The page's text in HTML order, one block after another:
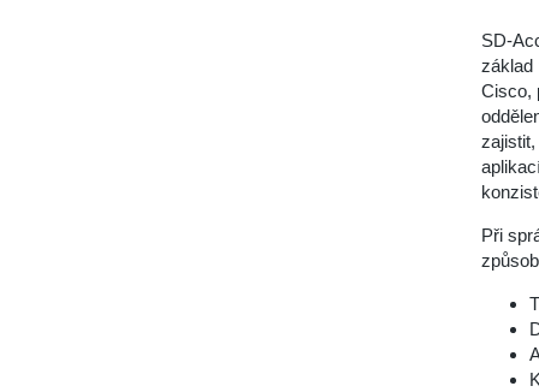
SD-
základ
Cisco,
Při